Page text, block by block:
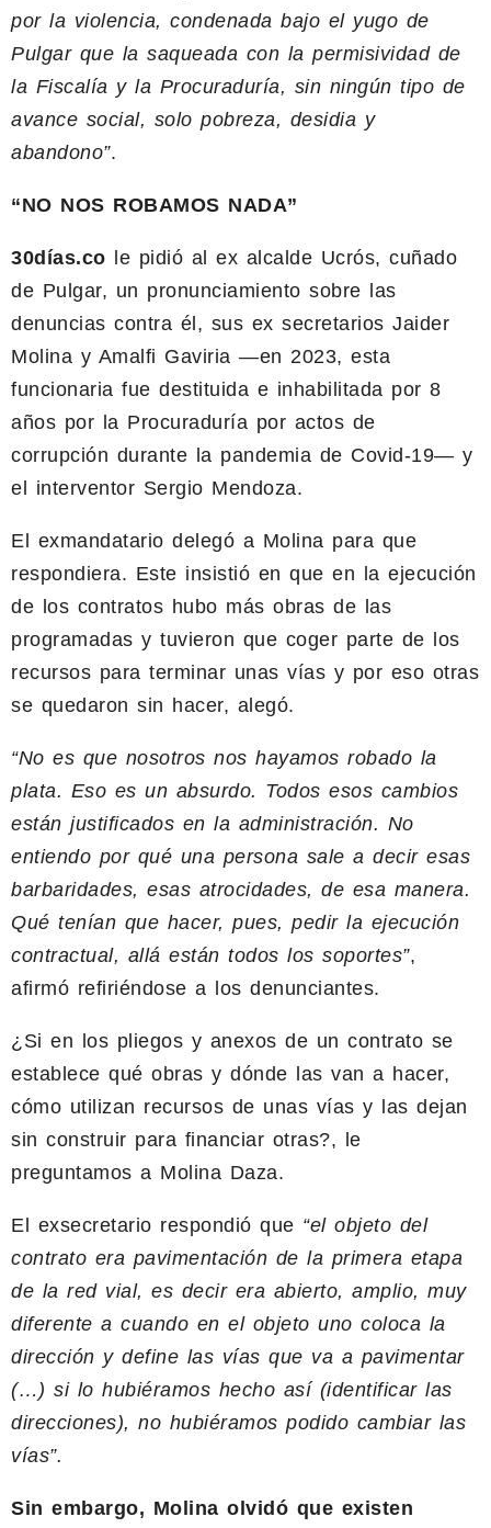
por la violencia, condenada bajo el yugo de
Pulgar que la saqueada con la permisividad de
la Fiscalía y la Procuraduría, sin ningún tipo de
avance social, solo pobreza, desidia y
abandono”.
“NO NOS ROBAMOS NADA”
30días.co le pidió al ex alcalde Ucrós, cuñado
de Pulgar, un pronunciamiento sobre las
denuncias contra él, sus ex secretarios Jaider
Molina y Amalfi Gaviria —en 2023, esta
funcionaria fue destituida e inhabilitada por 8
años por la Procuraduría por actos de
corrupción durante la pandemia de Covid-19— y
el interventor Sergio Mendoza.
El exmandatario delegó a Molina para que
respondiera. Este insistió en que en la ejecución
de los contratos hubo más obras de las
programadas y tuvieron que coger parte de los
recursos para terminar unas vías y por eso otras
se quedaron sin hacer, alegó.
“No es que nosotros nos hayamos robado la
plata. Eso es un absurdo. Todos esos cambios
están justificados en la administración. No
entiendo por qué una persona sale a decir esas
barbaridades, esas atrocidades, de esa manera.
Qué tenían que hacer, pues, pedir la ejecución
contractual, allá están todos los soportes”,
afirmó refiriéndose a los denunciantes.
¿Si en los pliegos y anexos de un contrato se
establece qué obras y dónde las van a hacer,
cómo utilizan recursos de unas vías y las dejan
sin construir para financiar otras?, le
preguntamos a Molina Daza.
El exsecretario respondió que “el objeto del
contrato era pavimentación de la primera etapa
de la red vial, es decir era abierto, amplio, muy
diferente a cuando en el objeto uno coloca la
dirección y define las vías que va a pavimentar
(…) si lo hubiéramos hecho así (identificar las
direcciones), no hubiéramos podido cambiar las
vías”.
Sin embargo, Molina olvidó que existen